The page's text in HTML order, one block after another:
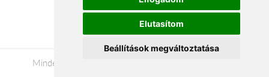
Elutasítom
Beállítások megváltoztatása
Impresszum
Adatkezelési tájékoztató
Minden jog fenntartva © 2026 |